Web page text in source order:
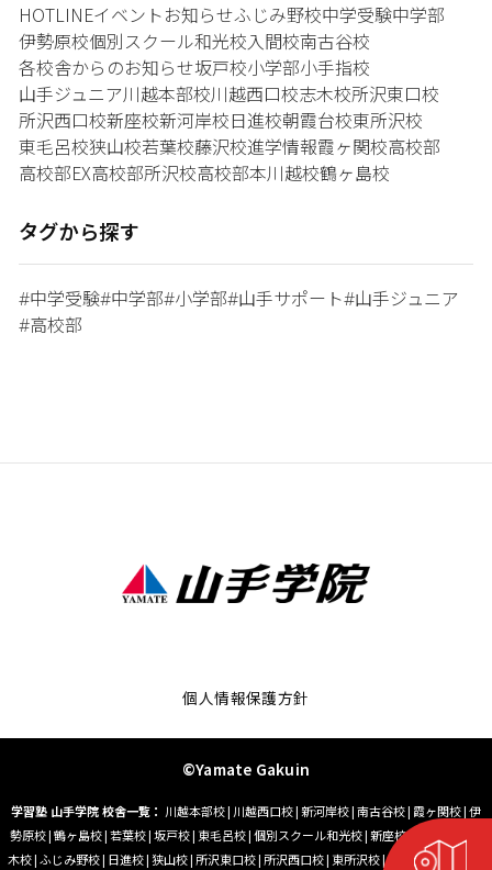
HOTLINEイベントお知らせふじみ野校中学受験中学部
伊勢原校個別スクール和光校入間校南古谷校
各校舎からのお知らせ坂戸校小学部小手指校
山手ジュニア川越本部校川越西口校志木校所沢東口校
所沢西口校新座校新河岸校日進校朝霞台校東所沢校
東毛呂校狭山校若葉校藤沢校進学情報霞ヶ関校高校部
高校部EX高校部所沢校高校部本川越校鶴ヶ島校
タグから探す
#中学受験#中学部#小学部#山手サポート#山手ジュニア
#高校部
個人情報保護方針
©Yamate Gakuin
学習塾 山手学院 校舎一覧： 川越本部校| 川越西口校|新河岸校|南古谷校| 霞ヶ関校|伊
勢原校|鶴ヶ島校|若葉校|坂戸校| 東毛呂校|個別スクール和光校|新座校|
木校|ふじみ野校| 日進校|狭山校| 所沢東口校| 所沢西口校| 東所沢校|小手指校|